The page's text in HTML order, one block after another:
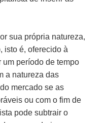
sua própria natureza,
isto é, oferecido à
período de tempo
a natureza das
mercado se as
ou com o fim de
pode subtrair o